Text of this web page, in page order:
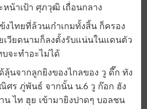
น้าเป้า ศุภวุฒิ เถื่อนกลาง
งไทยที่ล้วนเก๋าเกมทั้งสิ้น ก็ครอง
วียดนามก็ลงตั้งรับแน่นในแดนตัว
จะทำอะไม่ได้
ลุ้นจากลูกยิงของไกลของ วู ดึ๊ก ทัง
ศร ภู่พันธ์ จากนั้น น.6 วู ก๊อก ฮัง
น ไท ฮุย เข้ามายิงปาดๆ บอลชน